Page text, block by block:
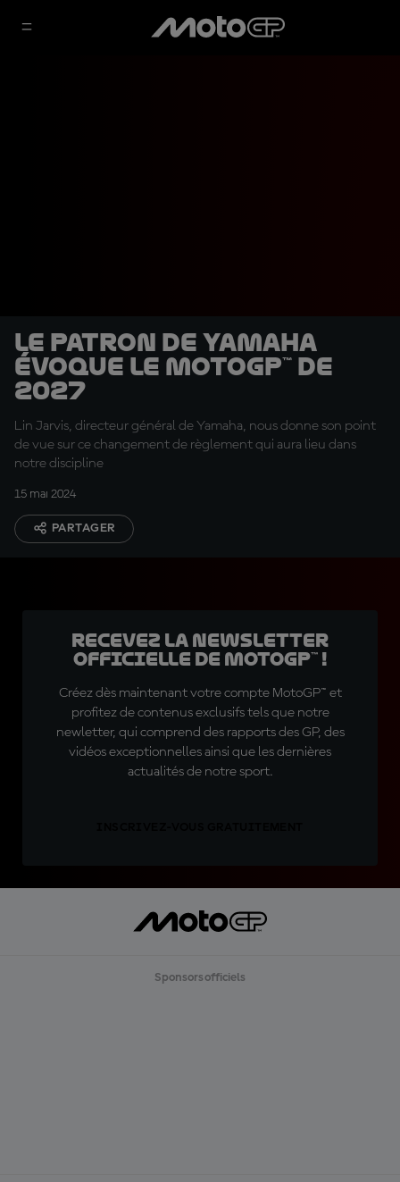
Le patron de Yamaha
évoque le MotoGP™ de
2027
Lin Jarvis, directeur général de Yamaha, nous donne son point
de vue sur ce changement de règlement qui aura lieu dans
notre discipline
15 mai 2024
PARTAGER
Recevez la Newsletter
officielle de MotoGP™ !
Créez dès maintenant votre compte MotoGP™ et
profitez de contenus exclusifs tels que notre
newletter, qui comprend des rapports des GP, des
vidéos exceptionnelles ainsi que les dernières
actualités de notre sport.
Sponsors officiels